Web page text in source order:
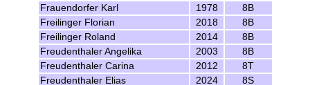
Frauendorfer Karl
1978
8B
Freilinger Florian
2018
8B
Freilinger Roland
2014
8B
Freudenthaler Angelika
2003
8B
Freudenthaler Carina
2012
8T
Freudenthaler Elias
2024 8S